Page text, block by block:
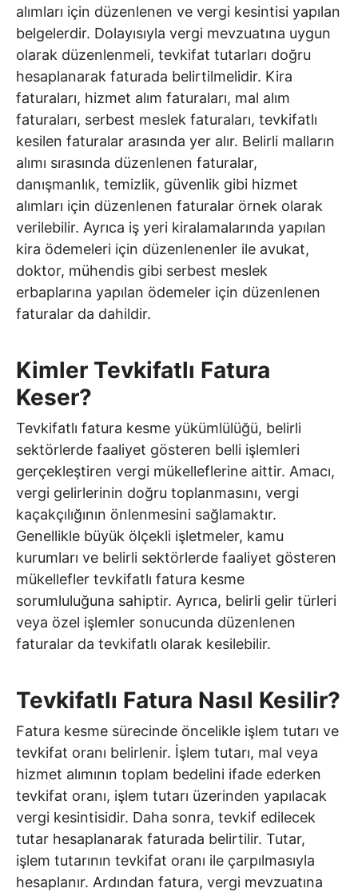
alımları için düzenlenen ve vergi kesintisi yapılan
belgelerdir. Dolayısıyla vergi mevzuatına uygun
olarak düzenlenmeli, tevkifat tutarları doğru
hesaplanarak faturada belirtilmelidir. Kira
faturaları, hizmet alım faturaları, mal alım
faturaları, serbest meslek faturaları, tevkifatlı
kesilen faturalar arasında yer alır. Belirli malların
alımı sırasında düzenlenen faturalar,
danışmanlık, temizlik, güvenlik gibi hizmet
alımları için düzenlenen faturalar örnek olarak
verilebilir. Ayrıca iş yeri kiralamalarında yapılan
kira ödemeleri için düzenlenenler ile avukat,
doktor, mühendis gibi serbest meslek
erbaplarına yapılan ödemeler için düzenlenen
faturalar da dahildir.
Kimler Tevkifatlı Fatura
Keser?
Tevkifatlı fatura kesme yükümlülüğü, belirli
sektörlerde faaliyet gösteren belli işlemleri
gerçekleştiren vergi mükelleflerine aittir. Amacı,
vergi gelirlerinin doğru toplanmasını, vergi
kaçakçılığının önlenmesini sağlamaktır.
Genellikle büyük ölçekli işletmeler, kamu
kurumları ve belirli sektörlerde faaliyet gösteren
mükellefler tevkifatlı fatura kesme
sorumluluğuna sahiptir. Ayrıca, belirli gelir türleri
veya özel işlemler sonucunda düzenlenen
faturalar da tevkifatlı olarak kesilebilir.
Tevkifatlı Fatura Nasıl Kesilir?
Fatura kesme sürecinde öncelikle işlem tutarı ve
tevkifat oranı belirlenir. İşlem tutarı, mal veya
hizmet alımının toplam bedelini ifade ederken
tevkifat oranı, işlem tutarı üzerinden yapılacak
vergi kesintisidir. Daha sonra, tevkif edilecek
tutar hesaplanarak faturada belirtilir. Tutar,
işlem tutarının tevkifat oranı ile çarpılmasıyla
hesaplanır. Ardından fatura, vergi mevzuatına